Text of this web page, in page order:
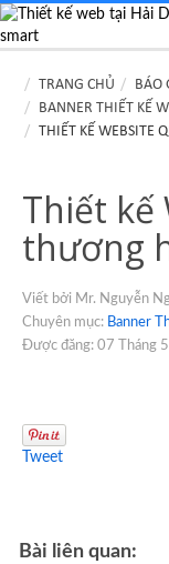
TRANG CHỦ BÁO
BANNER THIẾT KẾ
THIẾT KẾ WEBSITE
Thiết kế
thương
Viết bởi Mr. Nguyễn
Chuyên mục: Banner
Được đăng: 07 Tháng
Tweet
Bài liên quan: